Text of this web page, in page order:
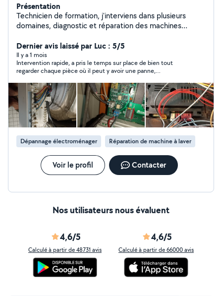
Présentation
Technicien de formation, j'interviens dans plusieurs
domaines, diagnostic et réparation des machines
vaisselle/four...), électricité générale et d'autres
domaines que je maîtrise selon mes compétences. Je
n'interviens pas dans le domaine du froid. Avec les
voisins c'est une relation de confiance et de respect
avant tout. si vous avez des questions n'hésitez pas je
vous répondrai avec plaisir.
Dernier avis laissé par Luc : 5/5
Il y a 1 mois
Intervention rapide, a pris le temps sur place de bien tout
regarder chaque pièce où il peut y avoir une panne,
rien à faire, mais il a fait le nécessaire pour tout vérifier quand
même
Dépannage électroménager Réparation de machine à laver
Voir le profil Contacter
Nos utilisateurs nous évaluent
4,6/5
Calculé à partir de 48731 avis
4,6/5
Calculé à partir de 66000 avis